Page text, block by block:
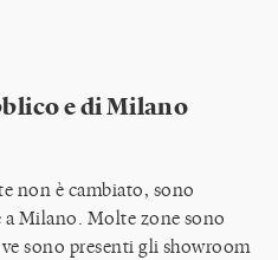
e di Milano
non è cambiato, sono
a Milano. Molte zone sono
sono presenti gli showroom